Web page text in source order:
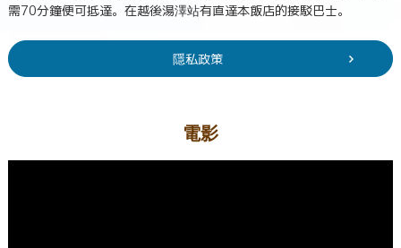
需70分鐘便可抵達。在越後湯澤站有直達本飯店的接駁巴士。
隱私政策
電影